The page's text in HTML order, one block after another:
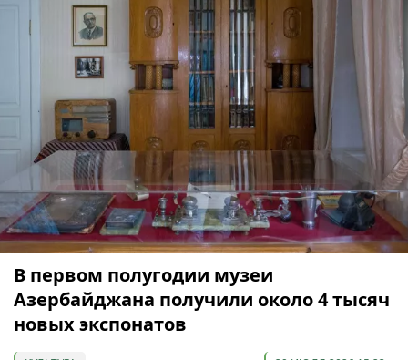
В первом полугодии музеи
Азербайджана получили около 4 тысяч
новых экспонатов